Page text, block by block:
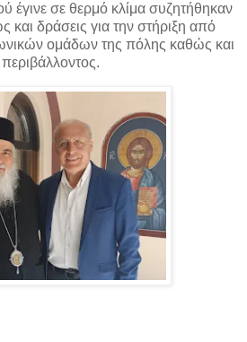
έγινε σε θερμό κλίμα συζητήθηκαν
και δράσεις για την στήριξη από
ομάδων της πόλης καθώς και